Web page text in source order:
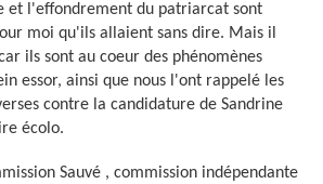
et l'effondrement du patriarcat sont
moi qu'ils allaient sans dire. Mais il
ils sont au coeur des phénomènes
essor, ainsi que nous l'ont rappelé les
contre la candidature de Sandrine
écolo.
Sauvé , commission indépendante